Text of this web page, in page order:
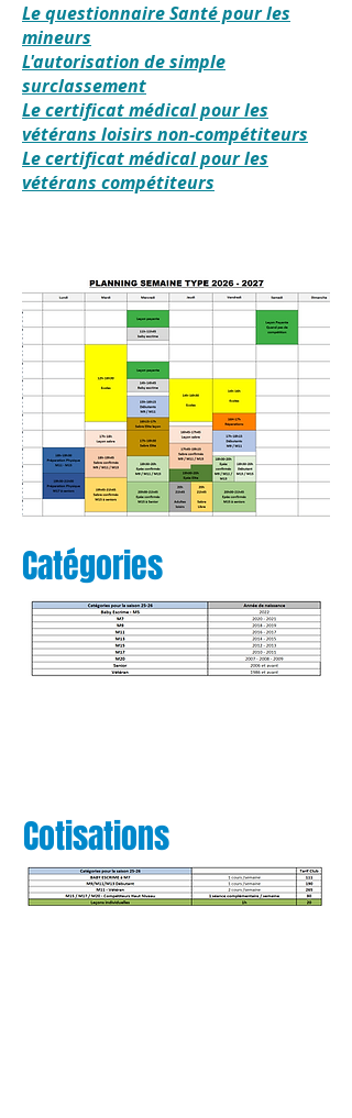
Le questionnaire Santé pour les
mineurs
L'autorisation de simple
surclassement
Le certificat médical pour les
vétérans loisirs non-compétiteurs
Le certificat médical pour les
vétérans compétiteurs
Catégories
Cotisations